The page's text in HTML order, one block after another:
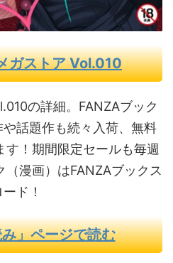
ガストア Vol.010
の詳細。FANZAブック
話題作も続々入荷、無料
！期間限定セールも毎週
漫画）はFANZAブックス
ド！
」ページで読む